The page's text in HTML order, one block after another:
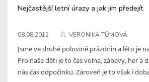
Nejčastější letní úrazy a jak jim předejít
08.08.2012 VERONIKA TŮMOVÁ
Jsme ve druhé polovině prázdnin a léto je
Pro naše děti je to čas volna, zábavy, her a
nás čas odpočinku. Zároveň je to však i